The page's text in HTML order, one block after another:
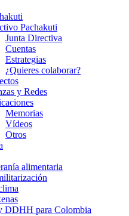
Pachakuti
Junta Directiva
Cuentas
Estrategias
¿Quieres colaborar?
y Redes
Memorias
Vídeos
Otros
alimentaria
DDHH para Colombia